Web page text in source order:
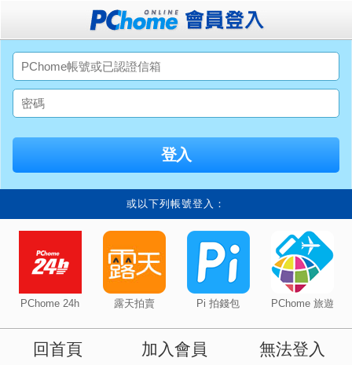
或以下列帳號登入：
PChome 24h 露天拍賣 Pi 拍錢包 PChome 旅遊
回首頁 加入會員 無法登入